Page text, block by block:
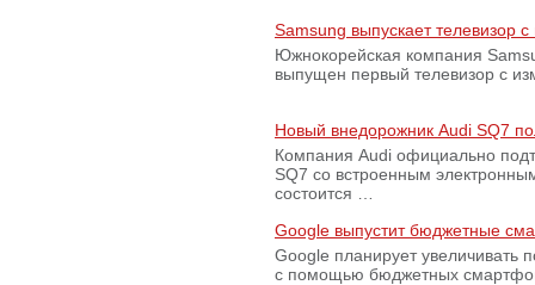
Samsung выпускает телевизор
Южнокорейская компания
выпущен первый телевизор с
Новый внедорожник Audi SQ7
Компания Audi официально
SQ7 со встроенным
состоится …
Google выпустит бюджетные
Google планирует увеличивать
с помощью бюджетных